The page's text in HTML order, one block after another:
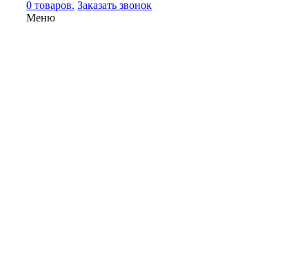
0 товаров. Заказать звонок
Меню